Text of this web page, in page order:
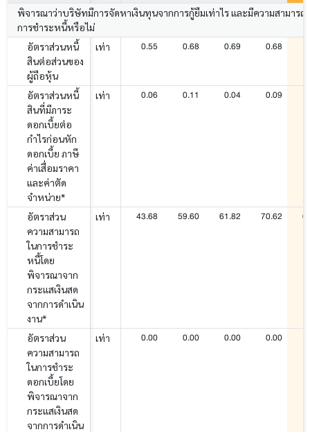
พิจารณาว่าบริษัทมีการจัดหาเงินทุนจากการกู้ยืมเท่าไร และมีความสามารถ
การชำระหนี้หรือไม่
อัตราส่วนหนี้
สินต่อส่วนของ
ผู้ถือหุ้น
เท่า 0.55 0.68 0.69 0.68
อัตราส่วนหนี้
สินที่มีภาระ
ดอกเบี้ยต่อ
กำไรก่อนหัก
ดอกเบี้ย ภาษี
ค่าเสื่อมราคา
และค่าตัด
จำหน่าย*
เท่า 0.06 0.11 0.04 0.09
อัตราส่วน
ความสามารถ
ในการชำระ
หนี้โดย
พิจารณาจาก
กระแสเงินสด
จากการดำเนิน
งาน*
เท่า 43.68 59.60 61.82 70.62
อัตราส่วน
ความสามารถ
ในการชำระ
ดอกเบี้ยโดย
พิจารณาจาก
กระแสเงินสด
จากการดำเนิน
เท่า 0.00 0.00 0.00 0.00